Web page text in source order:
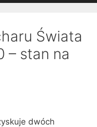
Świata
– stan na
dwóch